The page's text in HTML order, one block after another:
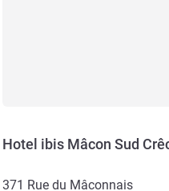
Hotel ibis Mâcon Sud
371 Rue du Mâconnais